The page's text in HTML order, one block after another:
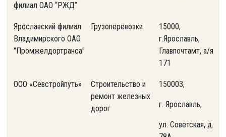
филиал ОАО “РЖД”
Ярославский филиал
Владимирского ОАО
"Промжелдортранса"
Грузоперевозки
15000,
г.Ярославль,
Главпочтамт, а/я
171
ООО «Севстройпуть»
Строительство и
ремонт железных
дорог
150003,
г. Ярославль,
ул. Советская, д.